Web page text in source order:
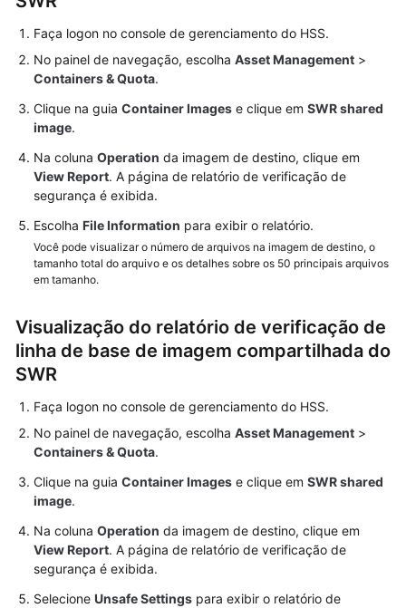
Faça logon no console de gerenciamento do HSS.
No painel de navegação, escolha Asset Management >
Containers & Quota.
Clique na guia Container Images e clique em SWR shared
image.
Na coluna Operation da imagem de destino, clique em
View Report. A página de relatório de verificação de
segurança é exibida.
Escolha File Information para exibir o relatório.
Você pode visualizar o número de arquivos na imagem de destino, o
tamanho total do arquivo e os detalhes sobre os 50 principais arquivos
em tamanho.
Visualização do relatório de verificação de
linha de base de imagem compartilhada do
SWR
Faça logon no console de gerenciamento do HSS.
No painel de navegação, escolha Asset Management >
Containers & Quota.
Clique na guia Container Images e clique em SWR shared
image.
Na coluna Operation da imagem de destino, clique em
View Report. A página de relatório de verificação de
segurança é exibida.
Selecione Unsafe Settings para exibir o relatório de